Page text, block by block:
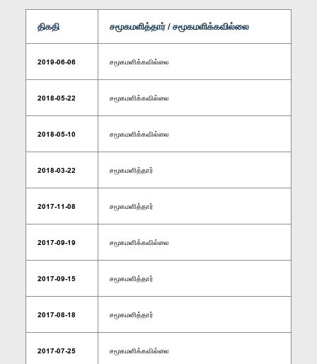
திகதி சமூகமளித்தார் / சமூகமளிக்கவில்லை
2019-06-06 சமூகமளிக்கவில்லை
2018-05-22 சமூகமளிக்கவில்லை
2018-05-10 சமூகமளிக்கவில்லை
2018-03-22 சமூகமளித்தார்
2017-11-08 சமூகமளித்தார்
2017-09-19 சமூகமளிக்கவில்லை
2017-09-15 சமூகமளித்தார்
2017-08-18 சமூகமளித்தார்
2017-07-25 சமூகமளிக்கவில்லை